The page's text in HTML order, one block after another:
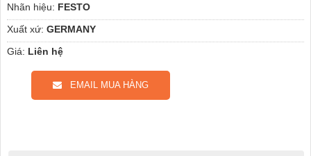
Nhãn hiệu: FESTO
Xuất xứ: GERMANY
Giá: Liên hệ
EMAIL MUA HÀNG